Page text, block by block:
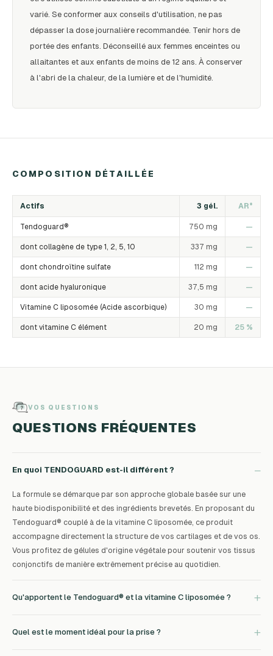
varié. Se conformer aux conseils d'utilisation, ne pas
dépasser la dose journalière recommandée. Tenir hors de
portée des enfants. Déconseillé aux femmes enceintes ou
allaitantes et aux enfants de moins de 12 ans. À conserver
à l'abri de la chaleur, de la lumière et de l'humidité.
COMPOSITION DÉTAILLÉE
Actifs 3 gél. AR*
Tendoguard® 750 mg —
dont collagène de type 1, 2, 5, 10 337 mg —
dont chondroïtine sulfate 112 mg —
dont acide hyaluronique 37,5 mg —
Vitamine C liposomée (Acide ascorbique) 30 mg —
dont vitamine C élément 20 mg 25 %
VOS QUESTIONS
QUESTIONS FRÉQUENTES
En quoi TENDOGUARD est-il différent ? −
La formule se démarque par son approche globale basée sur une
haute biodisponibilité et des ingrédients brevetés. En proposant du
Tendoguard® couplé à de la vitamine C liposomée, ce produit
accompagne directement la structure de vos cartilages et de vos os.
Vous profitez de gélules d'origine végétale pour soutenir vos tissus
conjonctifs de manière extrêmement précise au quotidien.
Qu'apportent le Tendoguard® et la vitamine C liposomée ? +
Quel est le moment idéal pour la prise ? +